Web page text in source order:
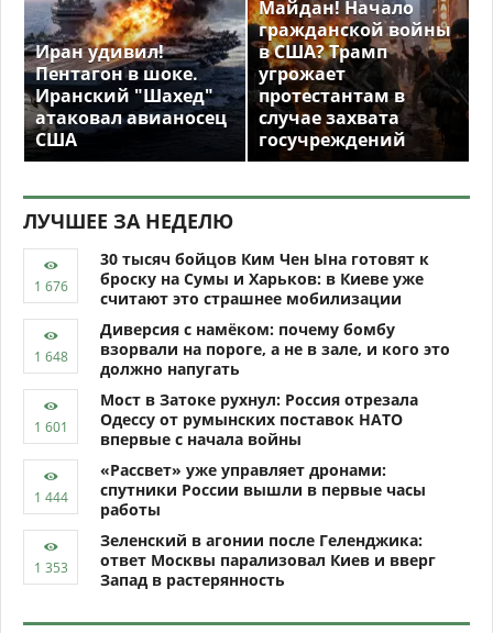
Иран удивил!
Пентагон в шоке.
Иранский "Шахед"
атаковал авианосец
США
Майдан! Начало
гражданской войны
в США? Трамп
угрожает
протестантам в
случае захвата
госучреждений
ЛУЧШЕЕ ЗА НЕДЕЛЮ
30 тысяч бойцов Ким Чен Ына готовят к
броску на Сумы и Харьков: в Киеве уже
считают это страшнее мобилизации
Диверсия с намёком: почему бомбу
взорвали на пороге, а не в зале, и кого это
должно напугать
Мост в Затоке рухнул: Россия отрезала
Одессу от румынских поставок НАТО
впервые с начала войны
«Рассвет» уже управляет дронами:
спутники России вышли в первые часы
работы
Зеленский в агонии после Геленджика:
ответ Москвы парализовал Киев и вверг
Запад в растерянность